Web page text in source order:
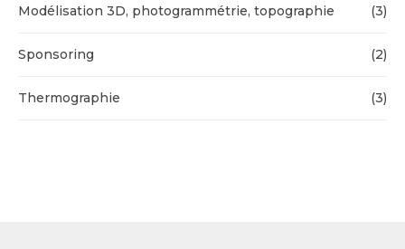
Modélisation 3D, photogrammétrie, topographie (3)
Sponsoring (2)
Thermographie (3)